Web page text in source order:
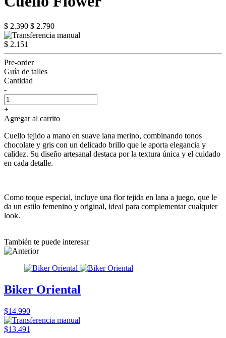
$ 2.390 $ 2.790
$ 2.151
Pre-order
Guía de talles
Cantidad
-
+
Agregar al carrito
Cuello tejido a mano en suave lana merino, combinando tonos
chocolate y gris con un delicado brillo que le aporta elegancia y
calidez. Su diseño artesanal destaca por la textura única y el cuidado
en cada detalle.
Como toque especial, incluye una flor tejida en lana a juego, que le
da un estilo femenino y original, ideal para complementar cualquier
look.
También te puede interesar
Biker Oriental
$14.990
$13.491